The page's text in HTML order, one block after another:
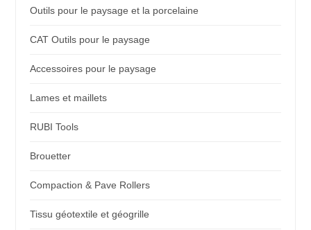
Outils pour le paysage et la porcelaine
CAT Outils pour le paysage
Accessoires pour le paysage
Lames et maillets
RUBI Tools
Brouetter
Compaction & Pave Rollers
Tissu géotextile et géogrille